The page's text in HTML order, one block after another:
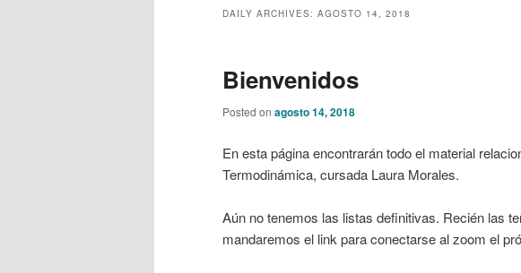
content
content
DAILY ARCHIVES: AGOSTO 14, 2018
Bienvenidos
Posted on agosto 14, 2018
En esta página encontrarán todo el material
Termodinámica, cursada Laura Morales.
Aún no tenemos las listas definitivas. Recién las
mandaremos el link para conectarse al zoom el